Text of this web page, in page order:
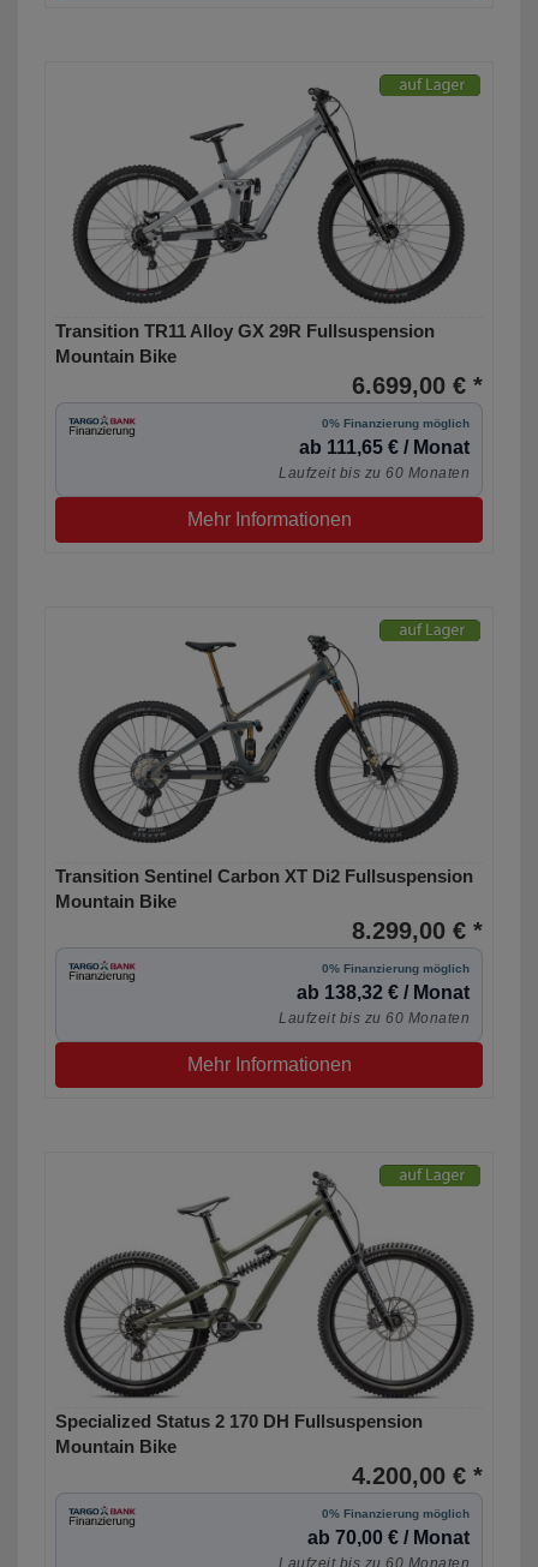
Transition TR11 Alloy GX 29R Fullsuspension
Mountain Bike
6.699,00 € *
0% Finanzierung möglich
ab 111,65 € / Monat
Laufzeit bis zu 60 Monaten
Mehr Informationen
Transition Sentinel Carbon XT Di2 Fullsuspension
Mountain Bike
8.299,00 € *
0% Finanzierung möglich
ab 138,32 € / Monat
Laufzeit bis zu 60 Monaten
Mehr Informationen
Specialized Status 2 170 DH Fullsuspension
Mountain Bike
4.200,00 € *
0% Finanzierung möglich
ab 70,00 € / Monat
Laufzeit bis zu 60 Monaten